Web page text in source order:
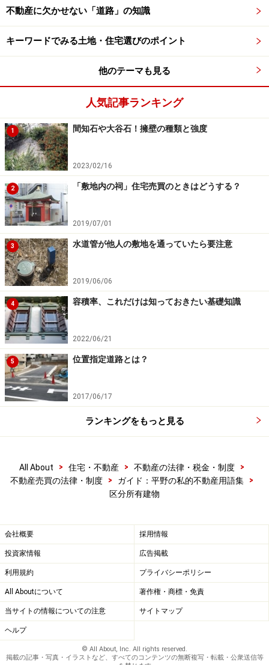
不動産に欠かせない「道路」の知識
キーワードでみる土地・住宅選びのポイント
他のテーマも見る
人気記事ランキング
1 間知石や大谷石！擁壁の種類と強度
2023/02/16
2 「敷地内の祠」住宅売買のときはどうする？
2019/07/01
3 水道管が他人の敷地を通っていたら要注意
2019/06/06
4 容積率、これだけは知っておきたい基礎知識
2022/06/21
5 位置指定道路とは？
2017/06/17
ランキングをもっと見る
All About > 住宅・不動産 > 不動産の法律・税金・制度
>
不動産売買の法律・制度
> ガイド：平野の私的不動産用語集
>
区分所有建物
会社概要 採用情報
投資家情報 広告掲載
利用規約 プライバシーポリシー
All Aboutについて 著作権・商標・免責
当サイトの情報についての注意 サイトマップ
ヘルプ
© All About, Inc. All rights reserved.
掲載の記事・写真・イラストなど、すべてのコンテンツの無断複写・転載・公衆送信等